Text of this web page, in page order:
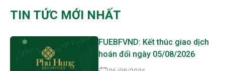
TIN TỨC MỚI NHẤT
FUEBFVND: Kết thúc giao dịch
hoán đổi ngày 05/08/2026